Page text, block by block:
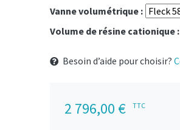
Vanne volumétrique :
Volume de résine cationique :
Besoin d’aide pour choisir?
2 796,00 € TTC